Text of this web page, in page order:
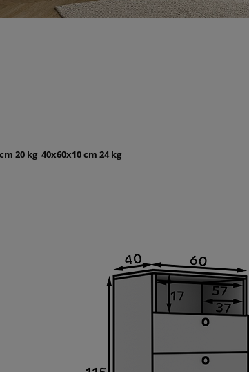
20 kg 40x60x10 cm 24 kg